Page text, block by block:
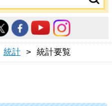
統計 > 統計要覧